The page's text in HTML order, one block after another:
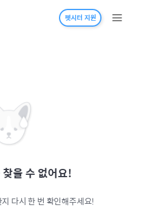
펫시터 지원
을 수 없어요!
다시 한 번 확인해주세요!